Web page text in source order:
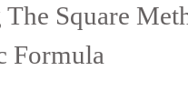
Square
Formula